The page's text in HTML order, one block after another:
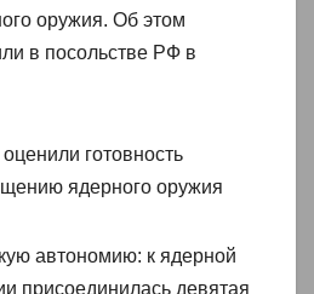
оружия. Об этом
в посольстве РФ в
автономию: к ядерной
присоединилась девятая